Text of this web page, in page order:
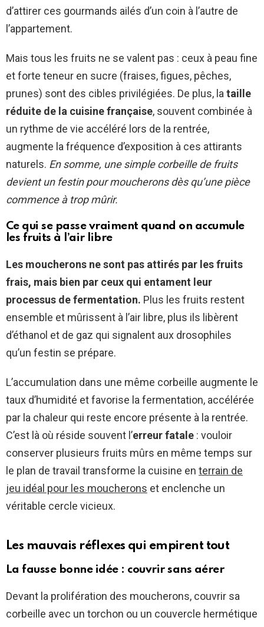
d’attirer ces gourmands ailés d’un coin à l’autre de
l’appartement.
Mais tous les fruits ne se valent pas : ceux à peau fine
et forte teneur en sucre (fraises, figues, pêches,
prunes) sont des cibles privilégiées. De plus, la taille
réduite de la cuisine française, souvent combinée à
un rythme de vie accéléré lors de la rentrée,
augmente la fréquence d’exposition à ces attirants
naturels. En somme, une simple corbeille de fruits
devient un festin pour moucherons dès qu’une pièce
commence à trop mûrir.
Ce qui se passe vraiment quand on accumule
les fruits à l’air libre
Les moucherons ne sont pas attirés par les fruits
frais, mais bien par ceux qui entament leur
processus de fermentation. Plus les fruits restent
ensemble et mûrissent à l’air libre, plus ils libèrent
d’éthanol et de gaz qui signalent aux drosophiles
qu’un festin se prépare.
L’accumulation dans une même corbeille augmente le
taux d’humidité et favorise la fermentation, accélérée
par la chaleur qui reste encore présente à la rentrée.
C’est là où réside souvent l’erreur fatale : vouloir
conserver plusieurs fruits mûrs en même temps sur
le plan de travail transforme la cuisine en terrain de
jeu idéal pour les moucherons et enclenche un
véritable cercle vicieux.
Les mauvais réflexes qui empirent tout
La fausse bonne idée : couvrir sans aérer
Devant la prolifération des moucherons, couvrir sa
corbeille avec un torchon ou un couvercle hermétique